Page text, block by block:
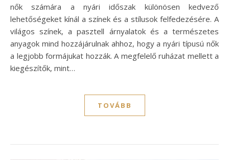
nők számára a nyári időszak különösen kedvező
lehetőségeket kínál a színek és a stílusok felfedezésére. A
világos színek, a pasztell árnyalatok és a természetes
anyagok mind hozzájárulnak ahhoz, hogy a nyári típusú nők
a legjobb formájukat hozzák. A megfelelő ruházat mellett a
kiegészítők, mint…
TOVÁBB